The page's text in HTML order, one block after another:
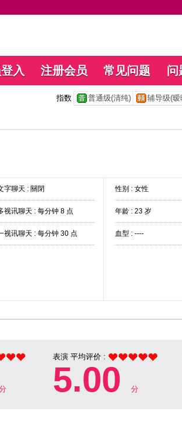
入 注册会员 常见问题 问
指数 普通级(清纯) 辅导级(暧
字聊天 : 關閉
视讯聊天 : 每分钟 8 点
视讯聊天 : 每分钟 30 点
性别 : 女性
年龄 : 23 岁
血型 : ----
表演 平均评价 :
5.00 分